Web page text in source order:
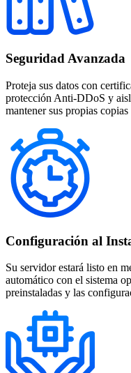
Seguridad Avanzada
Proteja sus datos con
protección Anti-DDoS y
mantener sus propias
Configuración al
Su servidor estará listo en
automático con el sistema
preinstaladas y las